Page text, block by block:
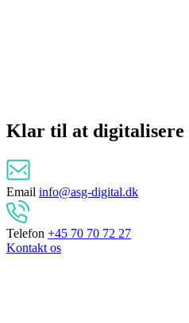
Klar til at digitalisere
Email info@asg-digital.dk
Telefon +45 70 70 72 27
Kontakt os